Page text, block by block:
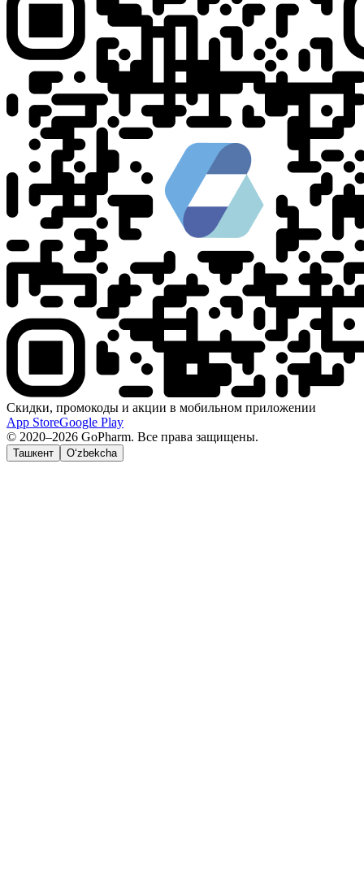
Скидки, промокоды и акции в мобильном приложении
App StoreGoogle Play
© 2020–2026 GoPharm. Все права защищены.
Ташкент O‘zbekcha